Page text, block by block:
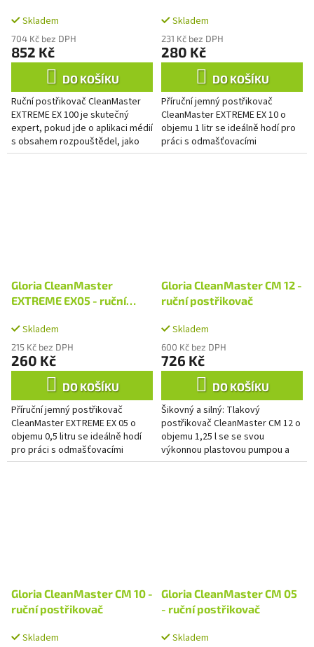
Skladem
704 Kč bez DPH
852 Kč
DO KOŠÍKU
Ruční postřikovač CleanMaster
EXTREME EX 100 je skutečný
expert, pokud jde o aplikaci médií
s obsahem rozpouštědel, jako
jsou čističe brzd nebo ráfků,
Skladem
231 Kč bez DPH
280 Kč
DO KOŠÍKU
Příruční jemný postřikovač
CleanMaster EXTREME EX 10 o
objemu 1 litr se ideálně hodí pro
práci s odmašťovacími
prostředky. Stabilní plastová
Gloria CleanMaster
EXTREME EX05 - ruční
Skladem
215 Kč bez DPH
260 Kč
DO KOŠÍKU
Příruční jemný postřikovač
CleanMaster EXTREME EX 05 o
objemu 0,5 litru se ideálně hodí
pro práci s odmašťovacími
prostředky. Stabilní plastová
Gloria CleanMaster CM 12 -
ruční postřikovač
Skladem
600 Kč bez DPH
726 Kč
DO KOŠÍKU
Šikovný a silný: Tlakový
postřikovač CleanMaster CM 12 o
objemu 1,25 l se se svou
výkonnou plastovou pumpou a
odolnými EPDM těsněními hodí
Gloria CleanMaster CM 10 -
ruční postřikovač
Skladem
Gloria CleanMaster CM 05
- ruční postřikovač
Skladem